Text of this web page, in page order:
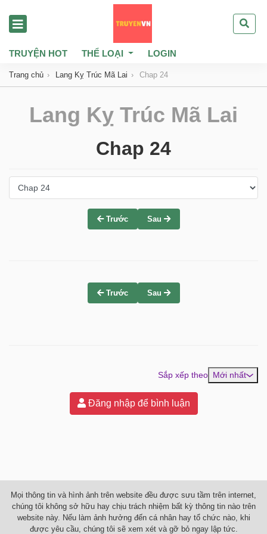
TRUYỆN HOT THỂ LOẠI LOGIN
Trang chủ Lang Kỵ Trúc Mã Lai Chap 24
Lang Kỵ Trúc Mã Lai
Chap 24
Trước Sau
Trước Sau
Sắp xếp theo Mới nhất
Đăng nhập để bình luận
Mọi thông tin và hình ảnh trên website đều được sưu tầm trên internet,
chúng tôi không sở hữu hay chịu trách nhiệm bất kỳ thông tin nào trên
website này. Nếu làm ảnh hưởng đến cá nhân hay tổ chức nào, khi
được yêu cầu, chúng tôi sẽ xem xét và gỡ bỏ ngay lập tức.